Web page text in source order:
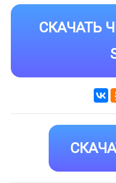
СКАЧАТЬ